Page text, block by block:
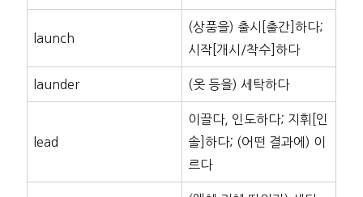
launch
(상품을) 출시[출간]하다;
시작[개시/착수]하다
launder (옷 등을) 세탁하다
lead
이끌다, 인도하다; 지휘[인
솔]하다; (어떤 결과에) 이
르다